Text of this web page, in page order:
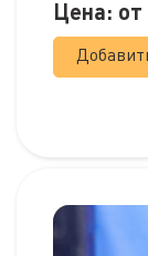
Цена: от